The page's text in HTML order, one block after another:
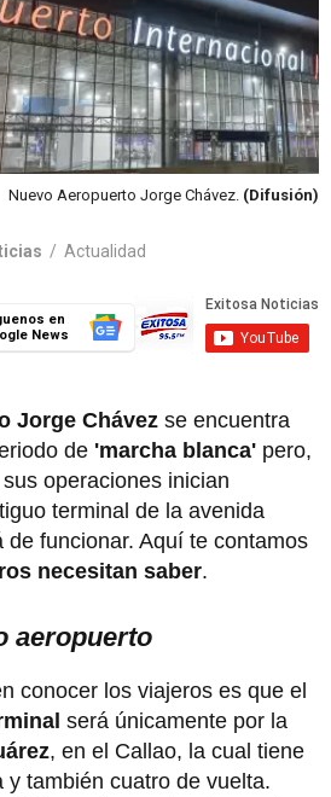
Nuevo Aeropuerto Jorge Chávez. (Difusión)
/ Actualidad
en
News
Jorge Chávez se encuentra
de 'marcha blanca' pero,
sus operaciones inician
terminal de la avenida
de funcionar. Aquí te contamos
necesitan saber.
aeropuerto
conocer los viajeros es que el
será únicamente por la
, en el Callao, la cual tiene
y también cuatro de vuelta.